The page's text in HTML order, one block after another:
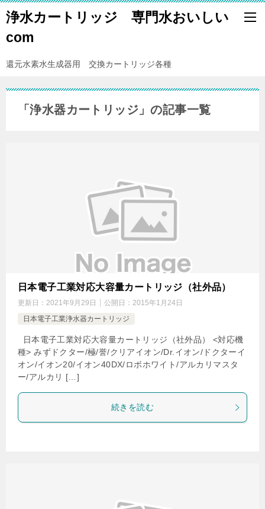
浄水カートリッジ 専門水おいしい
com
還元水素水生成器用 交換カートリッジ各種
「浄水器カートリッジ」の記事一覧
日本電子工業対応大容量カートリッジ（社外品）
更新日： 2021年9月29日 公開日： 2015年1月24日
日本電子工業浄水器カートリッジ
日本電子工業対応大容量カートリッジ（社外品） <対応機
種> みずドクター/極/誉/クリアイオン/Dr.イオン/ドクターイ
オン/イオン20/イオン40DX/ロボホワイト/アルカリマスタ
ー/アルカリ […]
続きを読む